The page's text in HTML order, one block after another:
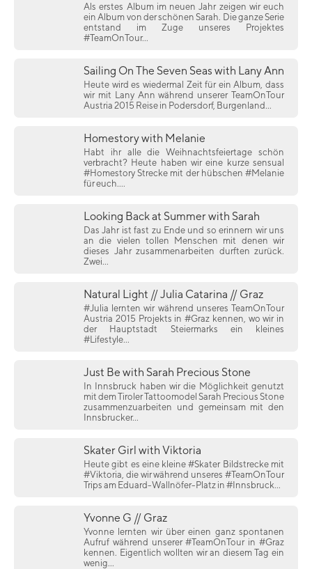
Als erstes Album im neuen Jahr zeigen wir euch
ein Album von der schönen Sarah. Die ganze Serie
entstand im Zuge unseres Projektes
#TeamOnTour...
Sailing On The Seven Seas with Lany Ann
Heute wird es wiedermal Zeit für ein Album, dass
wir mit Lany Ann während unserer TeamOnTour
Austria 2015 Reise in Podersdorf, Burgenland...
Homestory with Melanie
Habt ihr alle die Weihnachtsfeiertage schön
verbracht? Heute haben wir eine kurze sensual
#Homestory Strecke mit der hübschen #Melanie
für euch....
Looking Back at Summer with Sarah
Das Jahr ist fast zu Ende und so erinnern wir uns
an die vielen tollen Menschen mit denen wir
dieses Jahr zusammenarbeiten durften zurück.
Zwei...
Natural Light // Julia Catarina // Graz
#Julia lernten wir während unseres TeamOnTour
Austria 2015 Projekts in #Graz kennen, wo wir in
der Hauptstadt Steiermarks ein kleines
#Lifestyle...
Just Be with Sarah Precious Stone
In Innsbruck haben wir die Möglichkeit genutzt
mit dem Tiroler Tattoomodel Sarah Precious Stone
zusammenzuarbeiten und gemeinsam mit den
Innsbrucker...
Skater Girl with Viktoria
Heute gibt es eine kleine #Skater Bildstrecke mit
#Viktoria, die wir während unseres #TeamOnTour
Trips am Eduard-Wallnöfer-Platz in #Innsbruck...
Yvonne G // Graz
Yvonne lernten wir über einen ganz spontanen
Aufruf während unserer #TeamOnTour in #Graz
kennen. Eigentlich wollten wir an diesem Tag ein
wenig...